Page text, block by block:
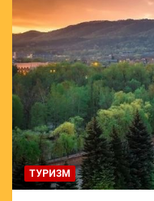
ТУРИЗМ